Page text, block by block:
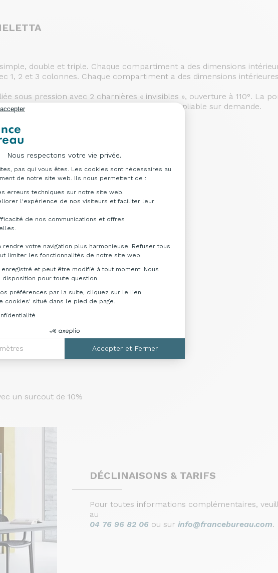
Nous respectons votre vie privée.
de Gestion du Consentement : Personnalisez vos
pas qui vous êtes. Les cookies sont nécessaires au
de notre site web. Ils nous permettent de :
erreurs techniques sur notre site web.
l'expérience de nos visiteurs et faciliter leur
de nos communications et offres
rendre votre navigation plus harmonieuse. Refuser tous
limiter les fonctionnalités de notre site web.
et peut être modifié à tout moment. Nous
disposition pour toute question.
préférences par la suite, cliquez sur le lien
cookies' situé dans le pied de page.
Accepter et Fermer
double et triple. Chaque compartiment a des dimensions
1, 2 et 3 colonnes. Chaque compartiment a des dimensions
sous pression avec 2 charnières « invisibles », ouverture à 110°. La
à palette avec clé anti-accident double repliable sur demande.
15 casiers
x P35 x H180 cm
: AM3X5180
un surcout de 10%
DÉCLINAISONS & TARIFS
Pour toutes informations complémentaires,
au
04 76 96 82 06 ou sur info@francebureau.com.